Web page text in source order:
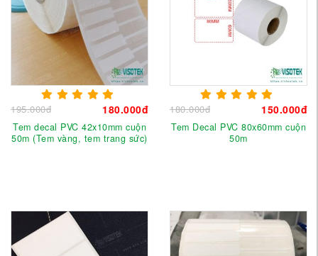
195.000đ 180.000đ
Tem decal PVC 42x10mm cuộn
50m (Tem vàng, tem trang sức)
180.000đ 150.000đ
Tem Decal PVC 80x60mm cuộn
50m